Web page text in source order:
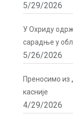
5/29/2026
У Охриду
сарадње у
сигурности
5/26/2026
Преносимо из
касније
4/29/2026